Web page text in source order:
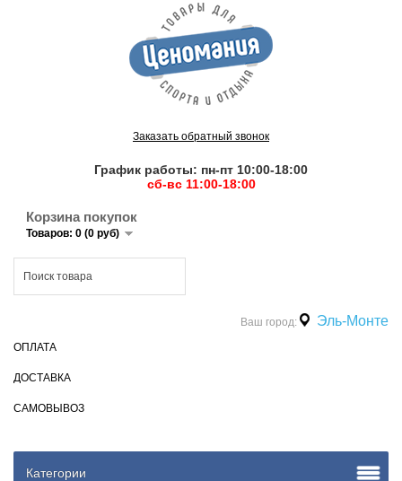
Заказать обратный звонок
График работы: пн-пт 10:00-18:00
сб-вс 11:00-18:00
Корзина покупок
Товаров: 0 (0 руб)
Ваш город: Эль-Монте
ОПЛАТА
ДОСТАВКА
САМОВЫВОЗ
Категории